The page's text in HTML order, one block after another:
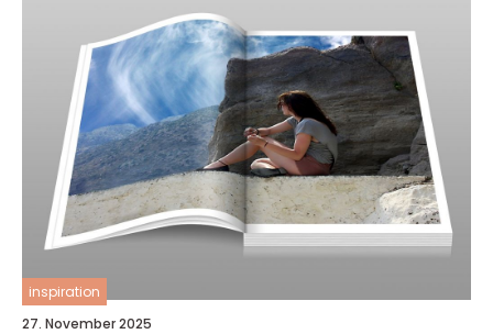
inspiration
27. November 2025